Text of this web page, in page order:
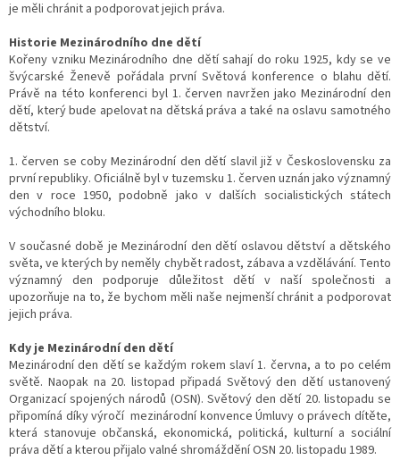
je měli chránit a podporovat jejich práva.
Historie Mezinárodního dne dětí
Kořeny vzniku Mezinárodního dne dětí sahají do roku 1925, kdy se ve
švýcarské Ženevě pořádala první Světová konference o blahu dětí.
Právě na této konferenci byl 1. červen navržen jako Mezinárodní den
dětí, který bude apelovat na dětská práva a také na oslavu samotného
dětství.
1. červen se coby Mezinárodní den dětí slavil již v Československu za
první republiky. Oficiálně byl v tuzemsku 1. červen uznán jako významný
den v roce 1950, podobně jako v dalších socialistických státech
východního bloku.
V současné době je Mezinárodní den dětí oslavou dětství a dětského
světa, ve kterých by neměly chybět radost, zábava a vzdělávání. Tento
významný den podporuje důležitost dětí v naší společnosti a
upozorňuje na to, že bychom měli naše nejmenší chránit a podporovat
jejich práva.
Kdy je Mezinárodní den dětí
Mezinárodní den dětí se každým rokem slaví 1. června, a to po celém
světě. Naopak na 20. listopad připadá Světový den dětí ustanovený
Organizací spojených národů (OSN). Světový den dětí 20. listopadu se
připomíná díky výročí mezinárodní konvence Úmluvy o právech dítěte,
která stanovuje občanská, ekonomická, politická, kulturní a sociální
práva dětí a kterou přijalo valné shromáždění OSN 20. listopadu 1989.